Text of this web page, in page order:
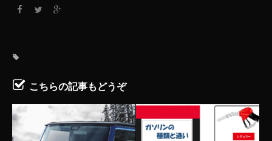
こちらの記事もどうぞ